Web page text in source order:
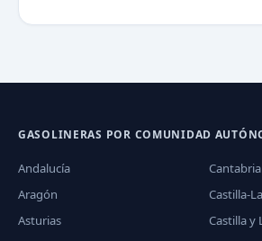
GASOLINERAS POR COMUNIDAD
Andalucía
Aragón
Asturias
Cantabria
Castilla-
Castilla y